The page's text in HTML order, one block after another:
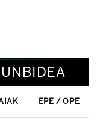
EPE / OPE